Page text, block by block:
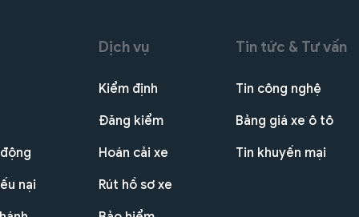
nại
Dịch vụ
Kiểm định
Đăng kiểm
Hoán cải xe
Rút hồ sơ xe
Tin tức & Tư vấn
Tin công nghệ
Bảng giá xe ô tô
Tin khuyến mại